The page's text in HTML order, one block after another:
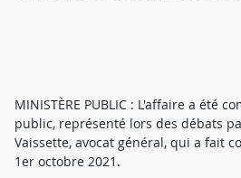
MINISTÈRE PUBLIC : L'affaire a été
public, représenté lors des débats
Vaissette, avocat général, qui a fait
1er octobre 2021.